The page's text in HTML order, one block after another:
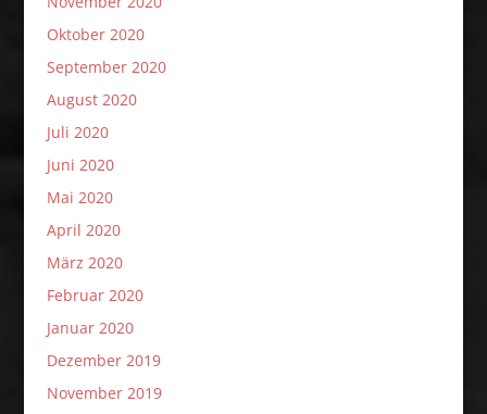
Oktober 2020
September 2020
August 2020
Juli 2020
Juni 2020
Mai 2020
April 2020
März 2020
Februar 2020
Januar 2020
Dezember 2019
November 2019